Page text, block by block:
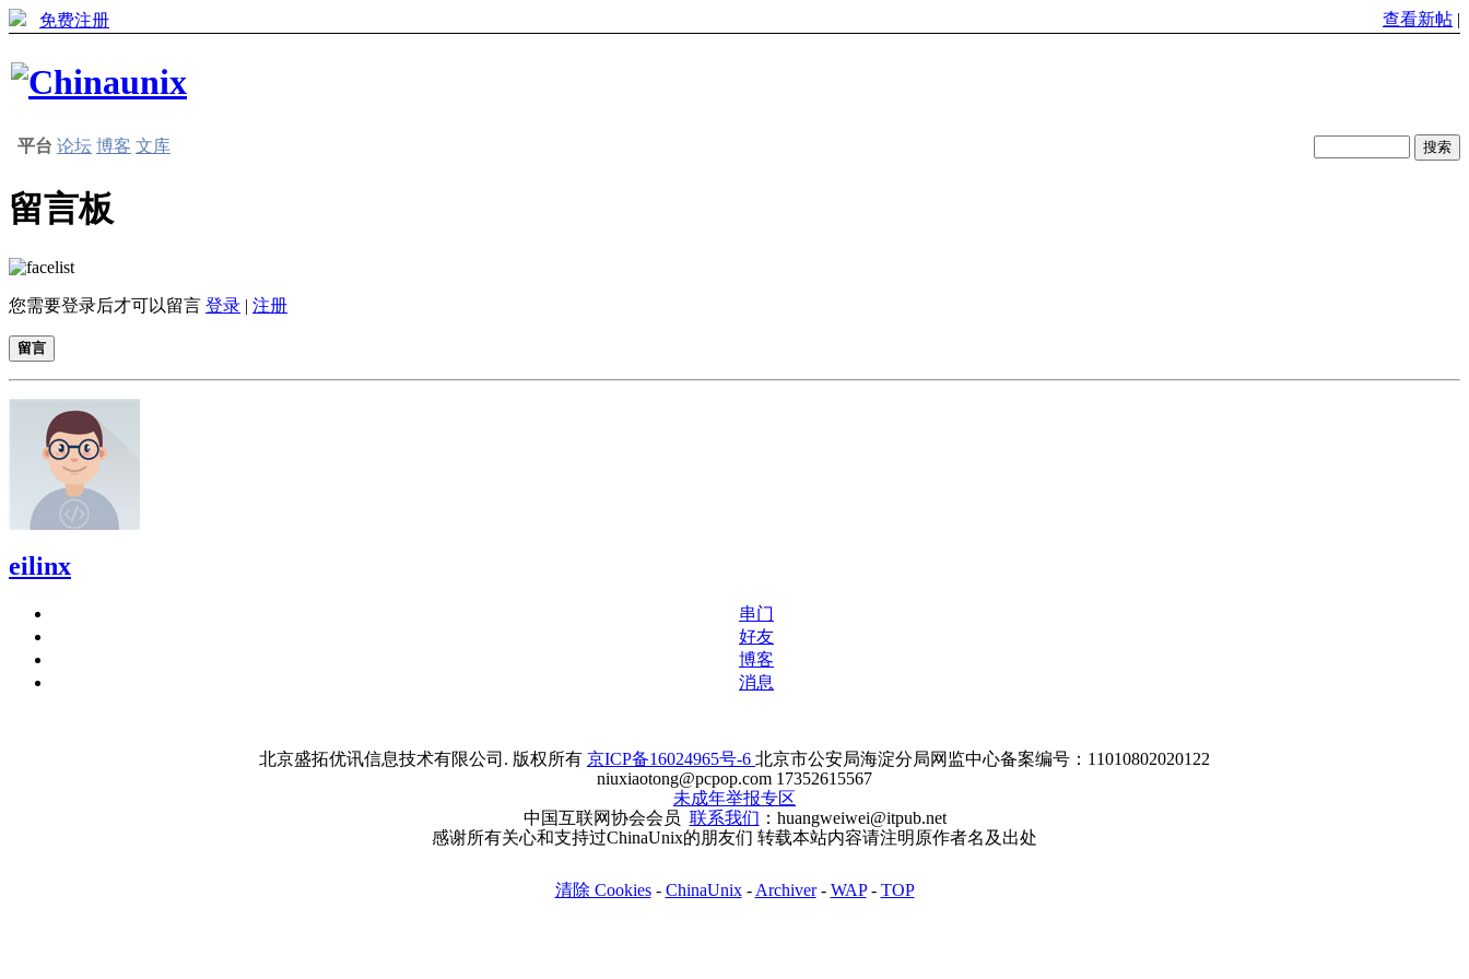
免费注册 查看新帖 |
平台 论坛 博客 文库
留言板
您需要登录后才可以留言 登录 | 注册
留言
eilinx
串门
好友
博客
消息
北京盛拓优讯信息技术有限公司. 版权所有 京ICP备16024965号-6 北京市公安局海淀分局网监中心备案编号：11010802020122
niuxiaotong@pcpop.com 17352615567
未成年举报专区
中国互联网协会会员 联系我们 ：huangweiwei@itpub.net
感谢所有关心和支持过ChinaUnix的朋友们 转载本站内容请注明原作者名及出处
清除 Cookies- ChinaUnix- Archiver- WAP- TOP